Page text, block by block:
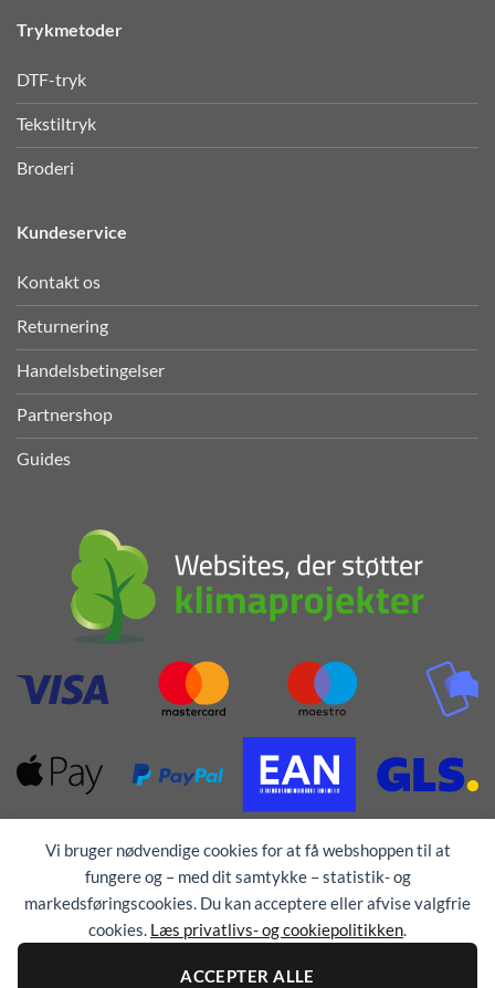
Vi bruger nødvendige cookies for at få webshoppen til at
fungere og – med dit samtykke – statistik- og
markedsføringscookies. Du kan acceptere eller afvise valgfrie
cookies. Læs privatlivs- og cookiepolitikken.
ACCEPTER ALLE
Trykmetoder
DTF-tryk
Tekstiltryk
Broderi
Kundeservice
Kontakt os
Returnering
Handelsbetingelser
Partnershop
Guides
Alle rettigheder forbeholdes © 1976 - 2026TEX-